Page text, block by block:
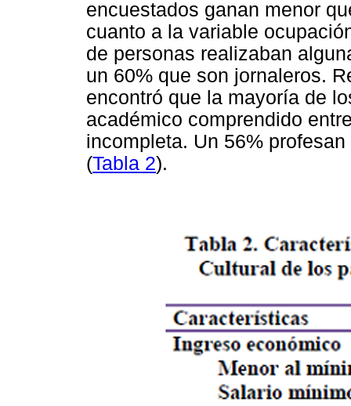
encuestados ganan menor
cuanto a la variable
de personas realizaban
un 60% que son jornaleros.
encontró que la mayoría de
académico comprendido
incompleta. Un 56%
(Tabla 2).